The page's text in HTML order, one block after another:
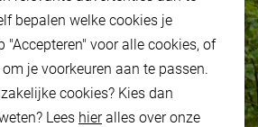
bepalen welke cookies je
"Accepteren" voor alle cookies, of
je voorkeuren aan te passen.
cookies? Kies dan
Lees hieralles over onze